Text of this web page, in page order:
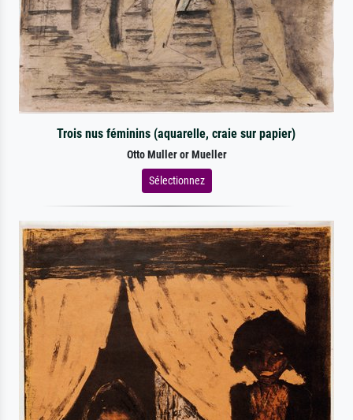
Trois nus féminins (aquarelle, craie sur papier)
Otto Muller or Mueller
Sélectionnez